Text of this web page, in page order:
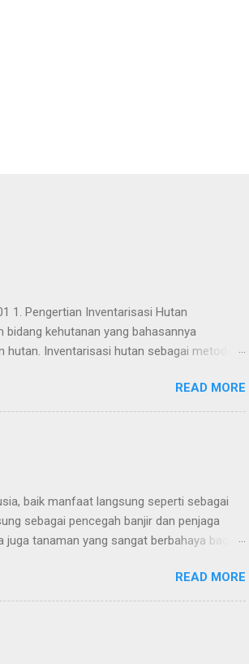
1. Pengertian Inventarisasi Hutan
kehutanan yang bahasannya
Inventarisasi hutan sebagai metode
atau pun sebagian (sampel) objek atau
yang terdapat di dalam kawasan hutan
potensi fisik dan potensi biologis.
topografi hutan, serta keadaan iklim di
READ MORE
baik manfaat langsung seperti sebagai
sebagai pencegah banjir dan penjaga
tanaman yang sangat berbahaya bagi
tersebut telah bertanggung jawab atas
seperti kram perut dan mual
berbahaya. Tanaman yang paling
READ MORE